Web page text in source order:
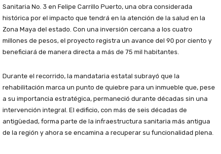
Sanitaria No. 3 en Felipe Carrillo Puerto, una obra considerada
histórica por el impacto que tendrá en la atención de la salud en la
Zona Maya del estado. Con una inversión cercana a los cuatro
millones de pesos, el proyecto registra un avance del 90 por ciento y
beneficiará de manera directa a más de 75 mil habitantes.
Durante el recorrido, la mandataria estatal subrayó que la
rehabilitación marca un punto de quiebre para un inmueble que, pese
a su importancia estratégica, permaneció durante décadas sin una
intervención integral. El edificio, con más de seis décadas de
antigüedad, forma parte de la infraestructura sanitaria más antigua
de la región y ahora se encamina a recuperar su funcionalidad plena.